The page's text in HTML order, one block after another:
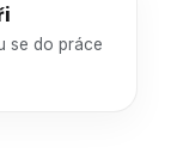
se do práce